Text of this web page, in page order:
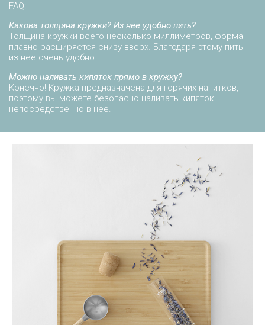
FAQ:
Какова толщина кружки? Из нее удобно пить?
Толщина кружки всего несколько миллиметров, форма
плавно расширяется снизу вверх. Благодаря этому пить
из нее очень удобно.
Можно наливать кипяток прямо в кружку?
Конечно! Кружка предназначена для горячих напитков,
поэтому вы можете безопасно наливать кипяток
непосредственно в нее.